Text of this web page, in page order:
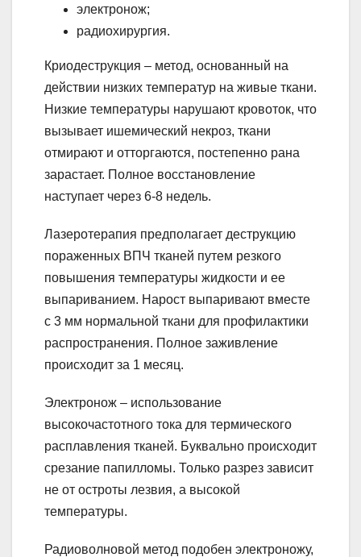
электронож;
радиохирургия.
Криодеструкция – метод, основанный на
действии низких температур на живые ткани.
Низкие температуры нарушают кровоток, что
вызывает ишемический некроз, ткани
отмирают и отторгаются, постепенно рана
зарастает. Полное восстановление
наступает через 6-8 недель.
Лазеротерапия предполагает деструкцию
пораженных ВПЧ тканей путем резкого
повышения температуры жидкости и ее
выпариванием. Нарост выпаривают вместе
с 3 мм нормальной ткани для профилактики
распространения. Полное заживление
происходит за 1 месяц.
Электронож – использование
высокочастотного тока для термического
расплавления тканей. Буквально происходит
срезание папилломы. Только разрез зависит
не от остроты лезвия, а высокой
температуры.
Радиоволновой метод подобен электроножу,